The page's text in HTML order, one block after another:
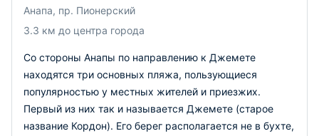
Анапа, пр. Пионерский
3.3 км до центра города
Со стороны Анапы по направлению к Джемете
находятся три основных пляжа, пользующиеся
популярностью у местных жителей и приезжих.
Первый из них так и называется Джемете (старое
название Кордон). Его берег располагается не в бухте,